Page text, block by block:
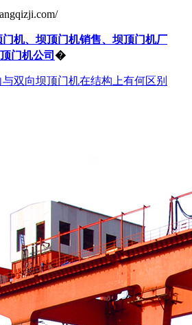
门机、坝顶门机销售、坝顶门机厂
门机公司 �
双向坝顶门机在结构上有何区别